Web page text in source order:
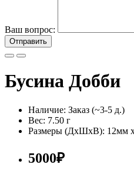
Ваш вопрос:
Отправить
Бусина Добби
Наличие: Заказ (~3-5 д.)
Вес: 7.50 г
Размеры (ДxШxВ): 12мм
5000₽